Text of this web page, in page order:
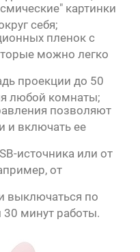
картинки
себя;
пленок с
можно легко
проекции до 50
любой комнаты;
позволяют
и включать ее
источника или от
от
выключаться по
минут работы.